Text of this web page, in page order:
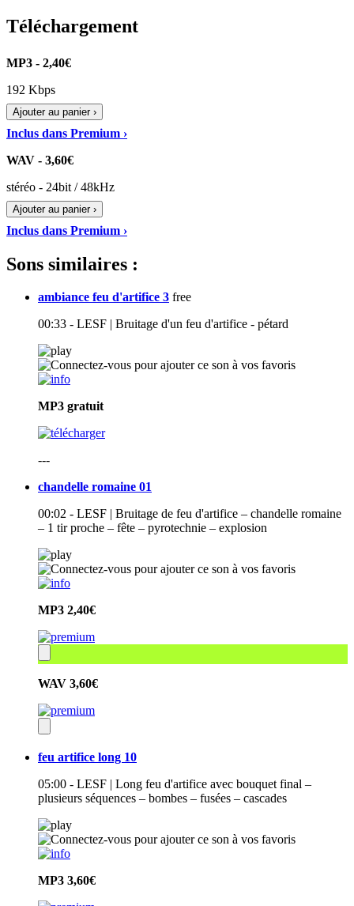
Téléchargement
MP3 - 2,40€
192 Kbps
Ajouter au panier ›
Inclus dans Premium ›
WAV - 3,60€
stéréo - 24bit / 48kHz
Ajouter au panier ›
Inclus dans Premium ›
Sons similaires :
ambiance feu d'artifice 3 free
00:33 - LESF | Bruitage d'un feu d'artifice - pétard
MP3 gratuit
---
chandelle romaine 01
00:02 - LESF | Bruitage de feu d'artifice – chandelle romaine
– 1 tir proche – fête – pyrotechnie – explosion
MP3 2,40€
WAV 3,60€
feu artifice long 10
05:00 - LESF | Long feu d'artifice avec bouquet final –
plusieurs séquences – bombes – fusées – cascades
MP3 3,60€